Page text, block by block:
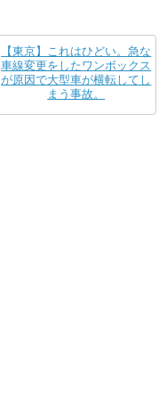
【東京】これはひどい。急な
車線変更をしたワンボックス
が原因で大型車が横転してし
まう事故。